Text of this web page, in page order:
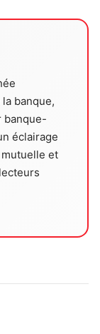
banque,
banque-
éclairage
et